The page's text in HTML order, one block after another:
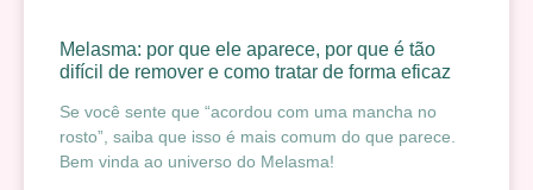
Melasma: por que ele aparece, por que é tão
difícil de remover e como tratar de forma eficaz
Se você sente que “acordou com uma mancha no
rosto”, saiba que isso é mais comum do que parece.
Bem vinda ao universo do Melasma!